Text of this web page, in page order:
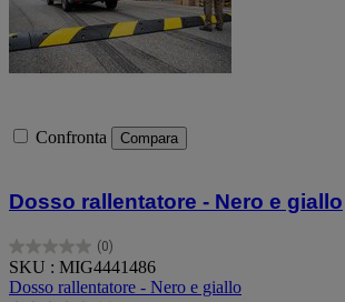
Confronta Compara
Dosso rallentatore - Nero e giallo
(0)
0.0
su
5
SKU : MIG4441486
Dosso rallentatore - Nero e giallo